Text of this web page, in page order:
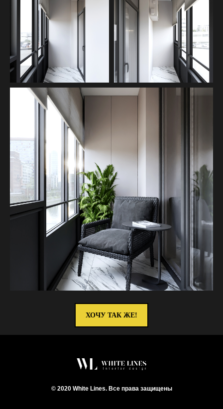
ХОЧУ ТАК ЖЕ!
© 2020 White Lines. Все права защищены